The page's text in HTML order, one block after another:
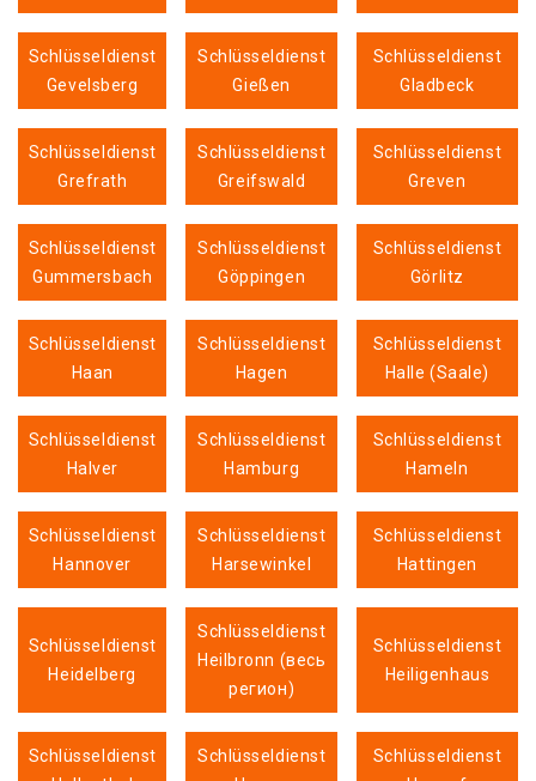
Schlüsseldienst
Gevelsberg
Schlüsseldienst
Gießen
Schlüsseldienst
Gladbeck
Schlüsseldienst
Grefrath
Schlüsseldienst
Greifswald
Schlüsseldienst
Greven
Schlüsseldienst
Gummersbach
Schlüsseldienst
Göppingen
Schlüsseldienst
Görlitz
Schlüsseldienst
Haan
Schlüsseldienst
Hagen
Schlüsseldienst
Halle (Saale)
Schlüsseldienst
Halver
Schlüsseldienst
Hamburg
Schlüsseldienst
Hameln
Schlüsseldienst
Hannover
Schlüsseldienst
Harsewinkel
Schlüsseldienst
Hattingen
Schlüsseldienst
Heidelberg
Schlüsseldienst
Heilbronn (весь
регион)
Schlüsseldienst
Heiligenhaus
Schlüsseldienst
Schlüsseldienst
Schlüsseldienst